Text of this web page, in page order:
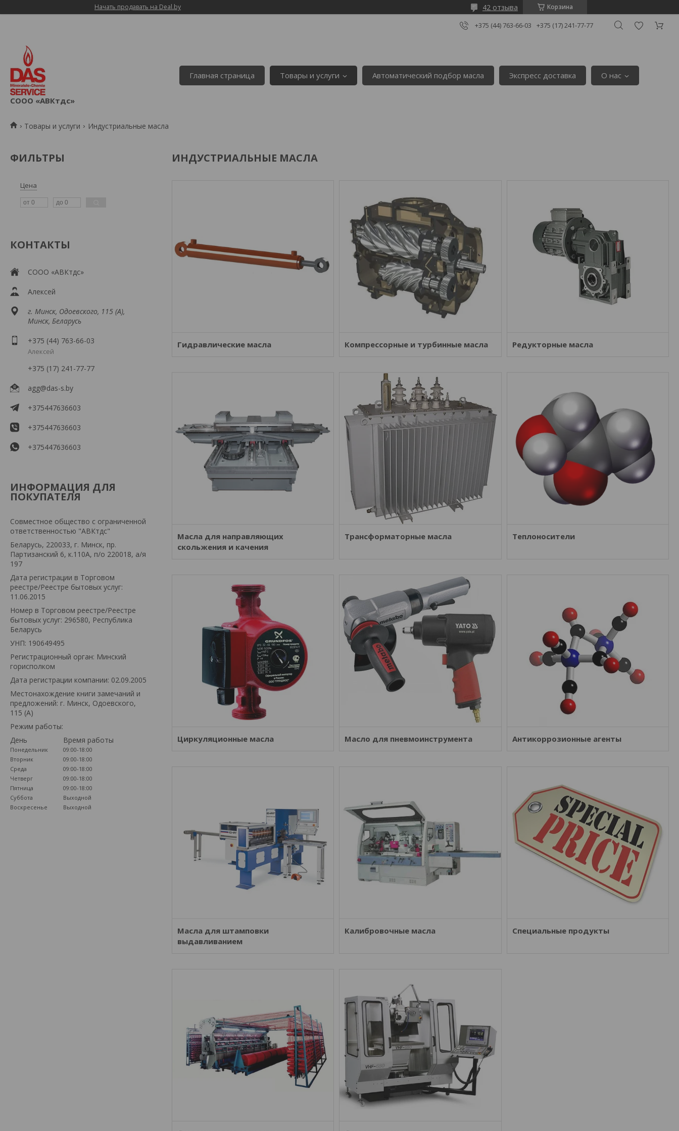
Начать продавать на Deal.by Корзина
42 отзыва
+375 (44) 763-66-03 +375 (17) 241-77-77
СООО «АВКтдс»
Главная страница Товары и услуги Автоматический подбор масла Экспресс доставка О нас
Товары и услуги Индустриальные масла
ФИЛЬТРЫ
Цена
КОНТАКТЫ
СООО «АВКтдс»
Алексей
г. Минск, Одоевского, 115 (А),
Минск, Беларусь
+375 (44) 763-66-03
Алексей
+375 (17) 241-77-77
agg@das-s.by
+375447636603
+375447636603
+375447636603
ИНФОРМАЦИЯ ДЛЯ
ПОКУПАТЕЛЯ
Совместное общество с ограниченной
ответственностью "АВКтдс"
Беларусь, 220033, г. Минск, пр.
Партизанский 6, к.110А, п/о 220018, а/я
197
Дата регистрации в Торговом
реестре/Реестре бытовых услуг:
11.06.2015
Номер в Торговом реестре/Реестре
бытовых услуг: 296580, Республика
Беларусь
УНП: 190649495
Регистрационный орган: Минский
горисполком
Дата регистрации компании: 02.09.2005
Местонахождение книги замечаний и
предложений: г. Минск, Одоевского,
115 (А)
Режим работы:
День
Время работы
Понедельник
09:00-18:00
Вторник
09:00-18:00
Среда
09:00-18:00
Четверг
09:00-18:00
Пятница
09:00-18:00
Суббота
Выходной
Воскресенье
Выходной
ИНДУСТРИАЛЬНЫЕ МАСЛА
Гидравлические масла Компрессорные и турбинные масла Редукторные масла
Масла для направляющих
скольжения и качения
Трансформаторные масла Теплоносители
Циркуляционные масла Масло для пневмоинструмента Антикоррозионные агенты
Масла для штамповки
выдавливанием
Калибровочные масла Специальные продукты